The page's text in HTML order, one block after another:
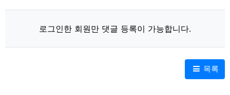
로그인한 회원만 댓글 등록이 가능합니다.
목록